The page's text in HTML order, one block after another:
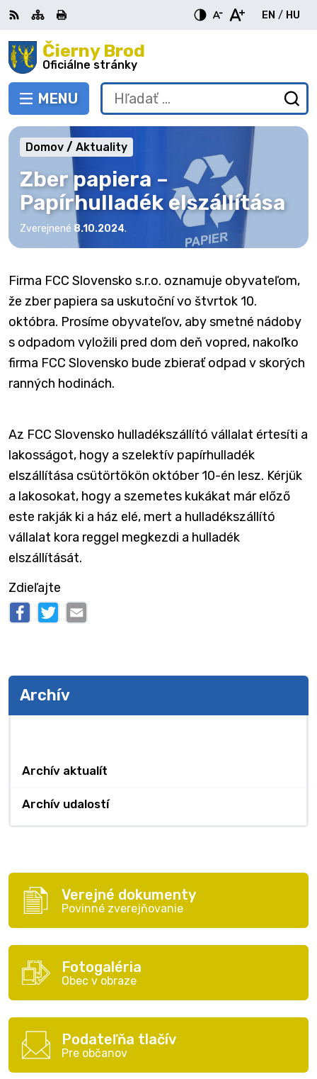
Preskočiť
na
obsah Čierny Brod
Oficiálne stránky
PREPNÚŤ
MENU
RSS MapaTlačiť
EN
English
/ HU
Hľadať:
Zber papiera –
Papírhulladék elszállítása
Domov Aktuality
Zverejnené 8.10.2024.
Firma FCC Slovensko s.r.o. oznamuje obyvateľom,
že zber papiera sa uskutoční vo štvrtok 10.
októbra. Prosíme obyvateľov, aby smetné nádoby
s odpadom vyložili pred dom deň vopred, nakoľko
firma FCC Slovensko bude zbierať odpad v skorých
ranných hodinách.
Az FCC Slovensko hulladékszállító vállalat értesíti a
lakosságot, hogy a szelektív papírhulladék
elszállítása csütörtökön október 10-én lesz. Kérjük
a lakosokat, hogy a szemetes kukákat már előző
este rakják ki a ház elé, mert a hulladékszállító
vállalat kora reggel megkezdi a hulladék
elszállítását.
Zdieľajte
Archív
Archív aktualít
Archív udalostí
Verejné dokumenty
Povinné zverejňovanie
Fotogaléria
Obec v obraze
Podateľňa tlačív
Pre občanov